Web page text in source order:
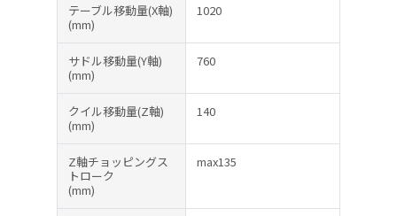
テーブル移動量(X軸)
(mm)
1020
サドル移動量(Y軸)
(mm)
760
クイル移動量(Z軸)
(mm)
140
Z軸チョッピングス
トローク
(mm)
max135